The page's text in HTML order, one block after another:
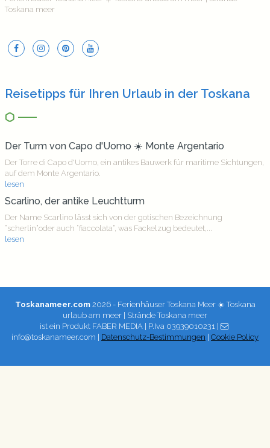
Toskana meer
Reisetipps für Ihren Urlaub in der Toskana
Der Turm von Capo d'Uomo ☀️ Monte Argentario
Der Torre di Capo d'Uomo, ein antikes Bauwerk für maritime Sichtungen,
auf dem Monte Argentario.
lesen
Scarlino, der antike Leuchtturm
Der Name Scarlino lässt sich von der gotischen Bezeichnung
“scherlin”oder auch “fiaccolata”, was Fackelzug bedeutet,...
lesen
Toskanameer.com2026 - Ferienhäuser Toskana Meer ☀️ Toskana
urlaub am meer | Strände Toskana meer
ist ein Produkt FABER MEDIA | P.Iva 03939010231 |
info@toskanameer.com | Datenschutz-Bestimmungen Cookie Policy